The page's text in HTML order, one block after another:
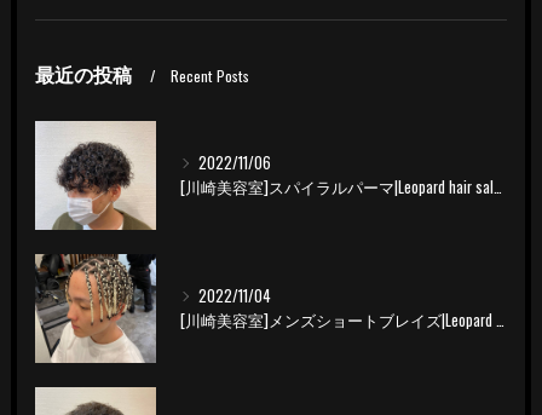
最近の投稿 Recent Posts
2022/11/06
2022/11/04